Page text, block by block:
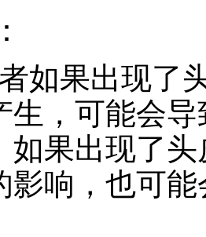
如果出现了
生，可能会
如果出现了
影响，也可